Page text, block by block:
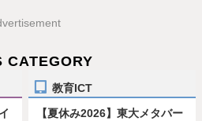
CATEGORY
教育ICT
【夏休み2026】東大メタバー